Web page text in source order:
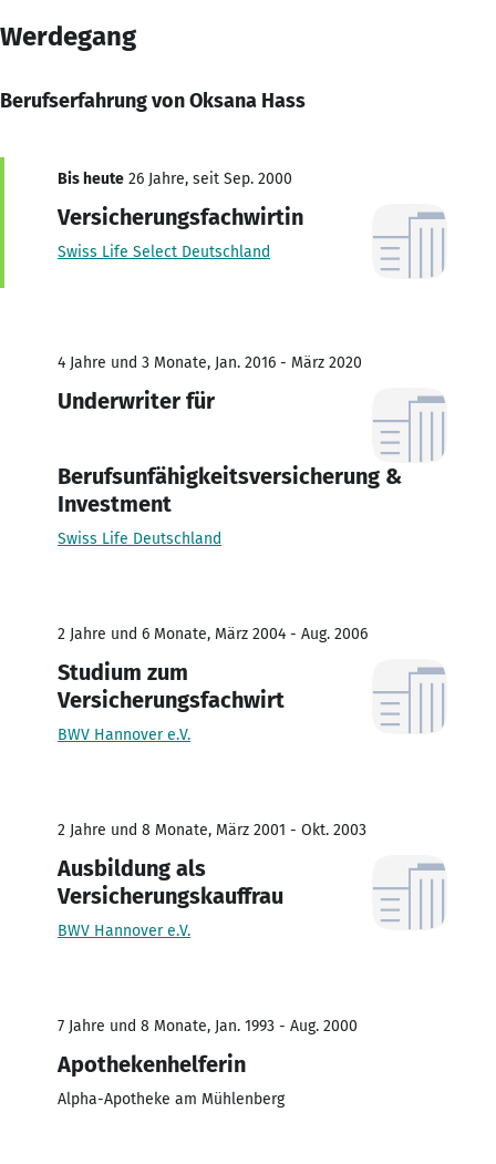
Werdegang
Berufserfahrung von Oksana Hass
Bis heute 26 Jahre, seit Sep. 2000
Versicherungsfachwirtin
Swiss Life Select Deutschland
4 Jahre und 3 Monate, Jan. 2016 - März 2020
Underwriter für
Berufsunfähigkeitsversicherung &
Investment
Swiss Life Deutschland
2 Jahre und 6 Monate, März 2004 - Aug. 2006
Studium zum
Versicherungsfachwirt
BWV Hannover e.V.
2 Jahre und 8 Monate, März 2001 - Okt. 2003
Ausbildung als
Versicherungskauffrau
BWV Hannover e.V.
7 Jahre und 8 Monate, Jan. 1993 - Aug. 2000
Apothekenhelferin
Alpha-Apotheke am Mühlenberg